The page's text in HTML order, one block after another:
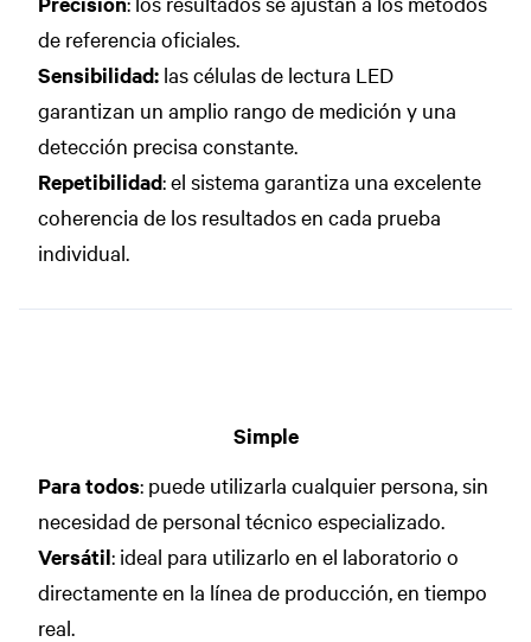
de referencia oficiales.
Sensibilidad: las células de lectura LED
garantizan un amplio rango de medición y una
detección precisa constante.
Repetibilidad: el sistema garantiza una excelente
coherencia de los resultados en cada prueba
individual.
Simple
Para todos: puede utilizarla cualquier persona, sin
necesidad de personal técnico especializado.
Versátil: ideal para utilizarlo en el laboratorio o
directamente en la línea de producción, en tiempo
real.